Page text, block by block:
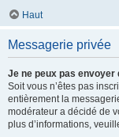
Haut
Messagerie privée
Je ne peux pas
Soit vous n’êtes pas
entièrement la
modérateur a décidé de
plus d’informations,